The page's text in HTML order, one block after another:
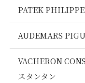
PATEK
AUDEMARS
VACHERON
スタンタン